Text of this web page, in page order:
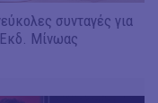
συνταγές για
Εκδ. Μίνωας